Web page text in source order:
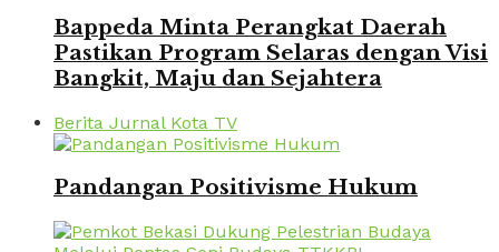
Bappeda Minta Perangkat Daerah
Pastikan Program Selaras dengan Visi
Bangkit, Maju dan Sejahtera
Berita Jurnal Kota TV
Pandangan Positivisme Hukum